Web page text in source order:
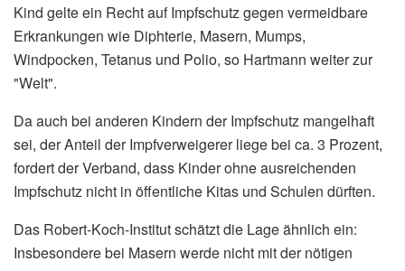
Kind gelte ein Recht auf Impfschutz gegen vermeidbare
Erkrankungen wie Diphterie, Masern, Mumps,
Windpocken, Tetanus und Polio, so Hartmann weiter zur
"Welt".
Da auch bei anderen Kindern der Impfschutz mangelhaft
sei, der Anteil der Impfverweigerer liege bei ca. 3 Prozent,
fordert der Verband, dass Kinder ohne ausreichenden
Impfschutz nicht in öffentliche Kitas und Schulen dürften.
Das Robert-Koch-Institut schätzt die Lage ähnlich ein:
Insbesondere bei Masern werde nicht mit der nötigen